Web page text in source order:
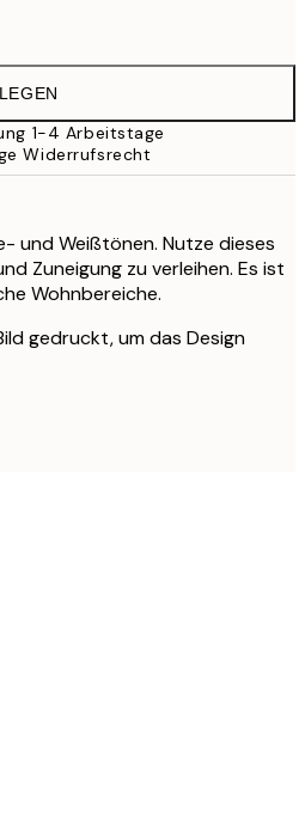
24,45 €
41,95 €
54,45 €
1-4 Arbeitstage
Widerrufsrecht
und Weißtönen. Nutze dieses
Zuneigung zu verleihen. Es ist
Wohnbereiche.
gedruckt, um das Design